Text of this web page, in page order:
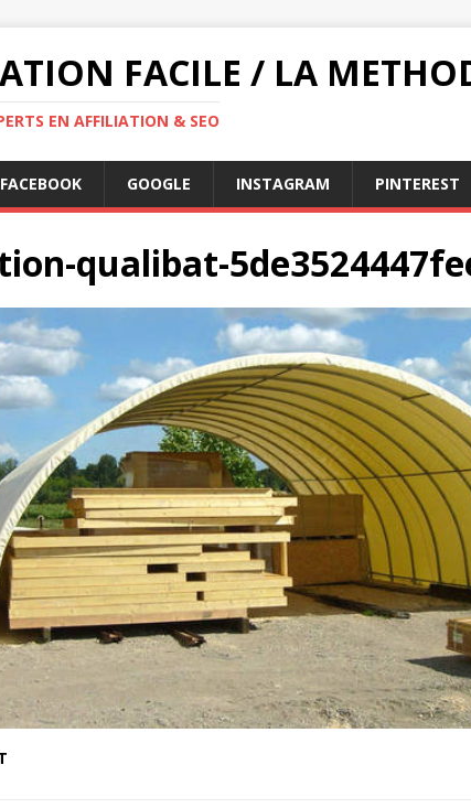
FACILE / LA
EN AFFILIATION & SEO
FACEBOOK GOOGLE INSTAGRAM PINTEREST
qualibat-